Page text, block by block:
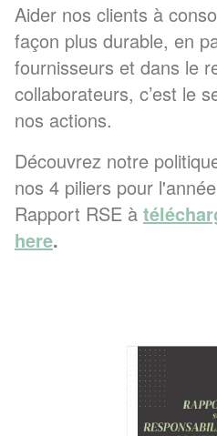
Aider nos clients à
façon plus durable, en
fournisseurs et dans le
collaborateurs, c’est le
nos actions.
Découvrez notre
nos 4 piliers pour
Rapport RSE à
here.